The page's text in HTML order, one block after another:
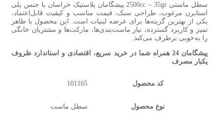
سطل ماستی 2500cc – 35gr پیشگامان پلاستیک خراسان با جنس پلی
استایرن مرغوب، طراحی سبک، قیمت مناسب و کیفیت قابل‌اعتماد،
یکی از بهترین گزینه‌ها برای عرضه لبنیات است. این محصول با ظاهر
تمیز و کاربرد گسترده، نیاز ماست‌بندی‌ها، مارکت‌ها و مشتریان خانگی
را به‌خوبی برطرف می‌کند.
پیشگامان 24 همراه شما در خرید سریع، اقتصادی و استاندارد ظروف
یکبار مصرف
کد محصول 101165
نوع محصول سطل ماست